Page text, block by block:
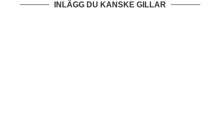
INLÄGG DU KANSKE GILLAR